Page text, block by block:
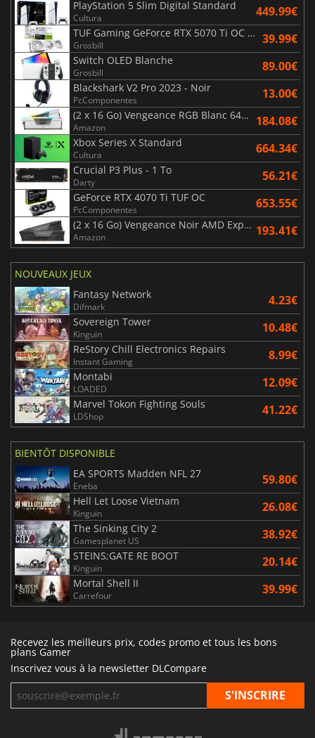
PlayStation 5 Slim Digital Standard
Cultura 449.99€
TUF Gaming GeForce RTX 5070 Ti OC White Edition 16GB
Grosbill 39.99€
Switch OLED Blanche
Grosbill 89.00€
Blackshark V2 Pro 2023 - Noir
PcComponentes 13.00€
(2 x 16 Go) Vengeance RGB Blanc 6400 MHz - CAS 32
Amazon 184.08€
Xbox Series X Standard
Cultura 664.34€
Crucial P3 Plus - 1 To
Darty 56.21€
GeForce RTX 4070 Ti TUF OC
PcComponentes 653.55€
(2 x 16 Go) Vengeance Noir AMD Expo 6000 MHz - CAS 30
Amazon 193.41€
NOUVEAUX JEUX
Fantasy Network
Difmark 4.23€
Sovereign Tower
Kinguin 10.48€
ReStory Chill Electronics Repairs
Instant Gaming 8.99€
Montabi
LOADED 12.09€
Marvel Tokon Fighting Souls
LDShop 41.22€
BIENTÔT DISPONIBLE
EA SPORTS Madden NFL 27
Eneba 59.80€
Hell Let Loose Vietnam
Kinguin 26.08€
The Sinking City 2
Gamesplanet US 38.92€
STEINS;GATE RE BOOT
Kinguin 20.14€
Mortal Shell II
Carrefour 39.99€
Recevez les meilleurs prix, codes promo et tous les bons
plans Gamer
Inscrivez vous à la newsletter DLCompare